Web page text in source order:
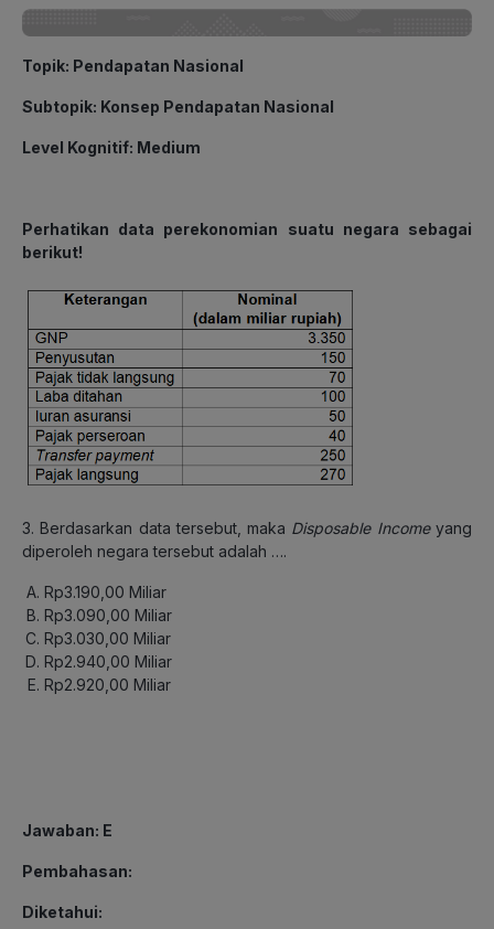
Topik: Pendapatan Nasional
Subtopik: Konsep Pendapatan Nasional
Level Kognitif: Medium
Perhatikan data perekonomian suatu negara sebagai
berikut!
3. Berdasarkan data tersebut, maka Disposable Incomeyang
diperoleh negara tersebut adalah ….
Rp3.190,00 Miliar
Rp3.090,00 Miliar
Rp3.030,00 Miliar
Rp2.940,00 Miliar
Rp2.920,00 Miliar
Jawaban: E
Pembahasan:
Diketahui: